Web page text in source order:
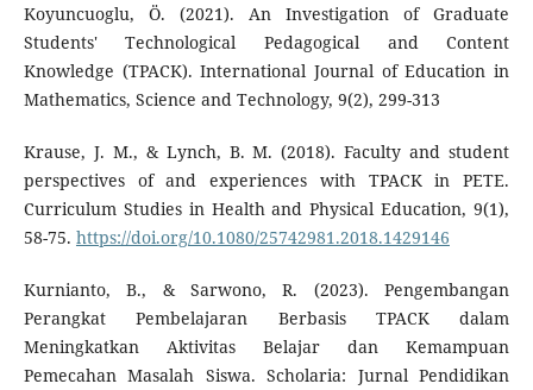
Koyuncuoglu, Ö. (2021). An Investigation of Graduate
Students' Technological Pedagogical and Content
Knowledge (TPACK). International Journal of Education in
Mathematics, Science and Technology, 9(2), 299-313
Krause, J. M., & Lynch, B. M. (2018). Faculty and student
perspectives of and experiences with TPACK in PETE.
Curriculum Studies in Health and Physical Education, 9(1),
58-75. https://doi.org/10.1080/25742981.2018.1429146
Kurnianto, B., & Sarwono, R. (2023). Pengembangan
Perangkat Pembelajaran Berbasis TPACK dalam
Meningkatkan Aktivitas Belajar dan Kemampuan
Pemecahan Masalah Siswa. Scholaria: Jurnal Pendidikan